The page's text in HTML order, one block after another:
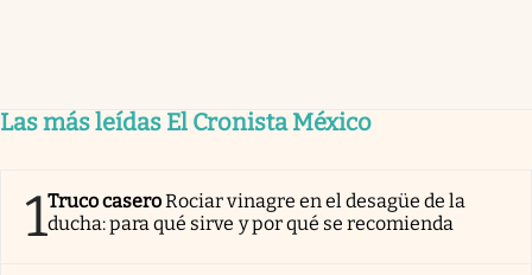
Las más leídas El Cronista México
1Truco caseroRociar vinagre en el desagüe de la
ducha: para qué sirve y por qué se recomienda